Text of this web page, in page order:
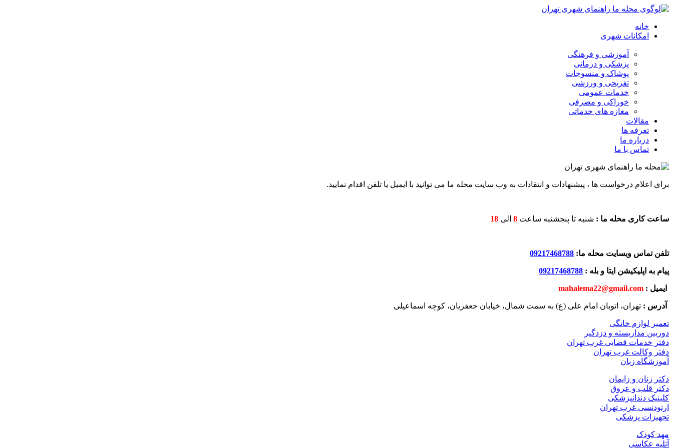
خانه
امکانات شهری
آموزشی و فرهنگی
پزشکی و درمانی
پوشاک و منسوجات
تفریحی و ورزشی
خدمات عمومی
خوراکی و مصرفی
مغازه های خدماتی
مقالات
تعرفه ها
درباره ما
تماس با ما
برای اعلام درخواست ها ، پیشنهادات و انتقادات به وب سایت محله ما می توانید با ایمیل یا تلفن اقدام نمایید.
ساعت کاری محله ما : شنبه تا پنجشنبه ساعت 8 الی 18
تلفن تماس وبسایت محله ما: 09217468788
پیام به اپلیکیشن ایتا و بله : 09217468788
ایمیل : mahalema22@gmail.com
آدرس : تهران، اتوبان امام علی (ع) به سمت شمال، خیابان جعفریان، کوچه اسماعیلی
تعمیر لوازم خانگی
دوربین مداربسته و دزدگیر
دفتر خدمات قضایی غرب تهران
دفتر وکالت غرب تهران
آموزشگاه زبان
دکتر زنان و زایمان
دکتر قلب و عروق
کلینیک دندانپزشکی
ارتودنسی غرب تهران
تجهیزات پزشکی
مهد کودک
آتلیه عکاسی